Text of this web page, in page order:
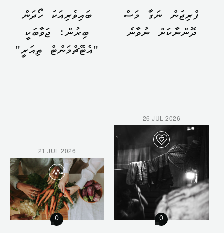
ފްރިޖުން ނަގާ މަސް
ދޮންނާކަށް ނުވާނެ
ބައިވެރިއަކު ހޯދަން
ބިރުން: ޖަވާބަކީ
"އެޓޭޗްމަންޓް ތިއަރީ"
26 JUL 2026
0
21 JUL 2026
0